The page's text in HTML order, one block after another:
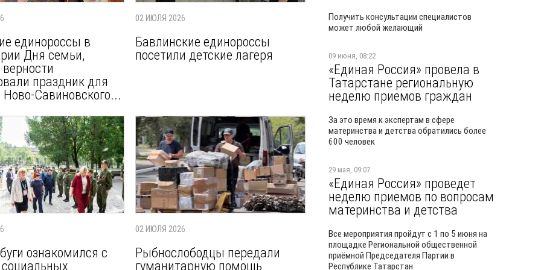
единороссы в
Дня семьи,
праздник для
Савиновского...
02 ИЮЛЯ 2026
Бавлинские единороссы
посетили детские лагеря
ознакомился с
02 ИЮЛЯ 2026
Рыбнослободцы передали
гуманитарную помощь
Получить консультации специалистов
может любой желающий
09 июня, 08:22
«Единая Россия» провела в
Татарстане региональную
неделю приемов граждан
За это время к экспертам в сфере
материнства и детства обратились более
600 человек
29 мая, 09:07
«Единая Россия» проведет
неделю приемов по вопросам
материнства и детства
Все мероприятия пройдут с 1 по 5 июня на
площадке Региональной общественной
приёмной Председателя Партии в
Республике Татарстан